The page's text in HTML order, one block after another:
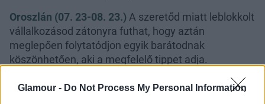
Glamour - Do Not Process My Personal Information
Oroszlán (07. 23-08. 23.) A szeretőd miatt leblokkolt
vállalkozásod zátonyra futhat, hogy aztán
meglepően folytatódjon egyik barátodnak
köszönhetően, aki a megfelelő tippet adja.
Szűz (08. 24-09. 23.)Csak úszd meg ezt az
időszakot nagyobb elmarasztalás, házassági, jogi és